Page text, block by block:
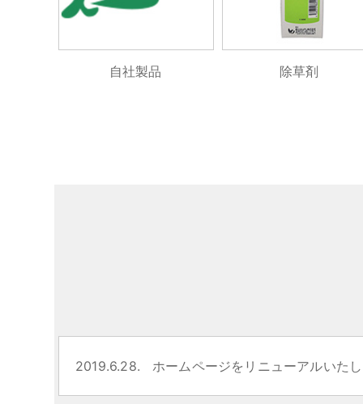
自社製品 除草剤
2019.6.28. ホームページをリニューアルいた